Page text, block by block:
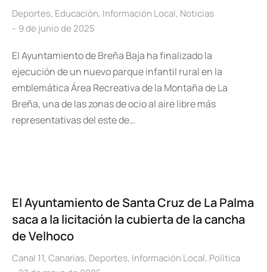
Deportes, Educación, Información Local, Noticias
9 de junio de 2025
El Ayuntamiento de Breña Baja ha finalizado la
ejecución de un nuevo parque infantil rural en la
emblemática Área Recreativa de la Montaña de La
Breña, una de las zonas de ocio al aire libre más
representativas del este de…
El Ayuntamiento de Santa Cruz de La Palma
saca a la licitación la cubierta de la cancha
de Velhoco
Canal 11, Canarias, Deportes, Información Local, Política